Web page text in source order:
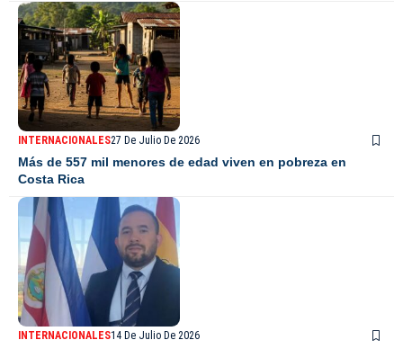
INTERNACIONALES27 De Julio De 2026
Más de 557 mil menores de edad viven en pobreza en
Costa Rica
INTERNACIONALES14 De Julio De 2026